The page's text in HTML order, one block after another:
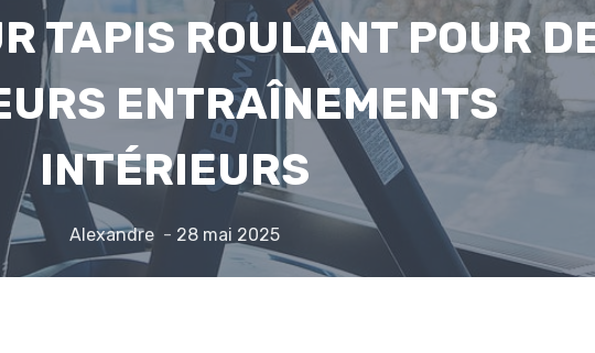
TAPIS ROULANT POUR
ENTRAÎNEMENTS
INTÉRIEURS
Alexandre 28 mai 2025